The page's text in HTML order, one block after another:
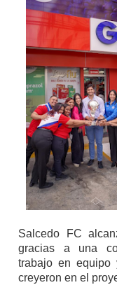
Salcedo FC
gracias a una
trabajo en equipo
creyeron en el